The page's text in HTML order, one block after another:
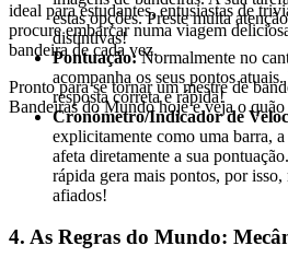
ideal para estudantes, entusiastas de
procure embarcar numa viagem
bandeira de cada vez.
Pronto para se tornar um mestre de
Bandeiras do Mundo hoje e veja o
estas opções. Preste muita
distintivas!
Pontuação:Normalmente no
acompanha os seus pontos
resposta correta e rápida!
Cronómetro/Indicador de
explicitamente como uma barra,
afeta diretamente a sua
rápida gera mais pontos, por
afiados!
4. As Regras do Mundo: